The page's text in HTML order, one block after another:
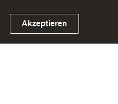
Link zum Landesportal
Akzeptieren